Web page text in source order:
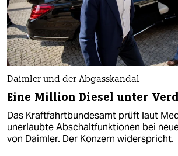
Daimler und der Abgasskandal
Eine Million Diesel unter
Das Kraftfahrtbundesamt prüft laut
unerlaubte Abschaltfunktionen bei
von Daimler. Der Konzern widerspricht.